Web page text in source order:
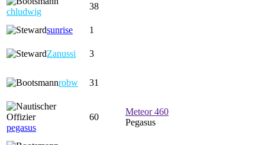
chludwig
38
sunrise 1
Zanussi 3
robw 31
pegasus
60
Meteor 460
Pegasus